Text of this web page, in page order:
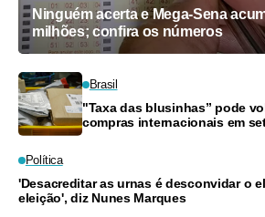
Ninguém acerta e Mega-Sena
milhões; confira os números
Brasil
"Taxa das blusinhas” pode
compras internacionais em
Política
'Desacreditar as urnas é desconvidar o
eleição', diz Nunes Marques